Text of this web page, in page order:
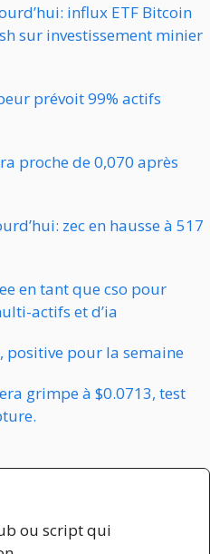
influx ETF Bitcoin
sur investissement minier
prévoit 99% actifs
proche de 0,070 après
zec en hausse à 517
en tant que cso pour
actifs et d’ia
positive pour la semaine
grimpe à $0.0713, test
ou script qui